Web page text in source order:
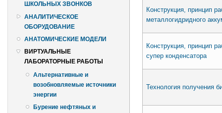
ШКОЛЬНЫХ ЗВОНКОВ
АНАЛИТИЧЕСКОЕ
ОБОРУДОВАНИЕ
АНАТОМИЧЕСКИЕ МОДЕЛИ
ВИРТУАЛЬНЫЕ
ЛАБОРАТОРНЫЕ РАБОТЫ
Альтернативные и
возобновляемые источники
энергии
Бурение нефтяных и
Конструкция, принцип
металлогидридного
Конструкция, принцип
супер конденсатора
Технология получения